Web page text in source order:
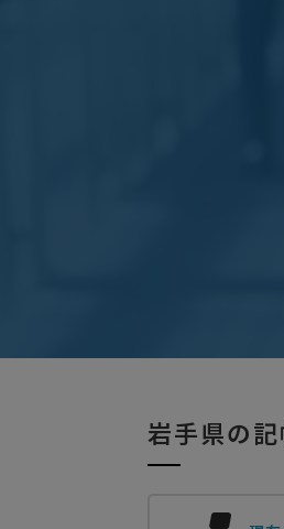
岩手県の